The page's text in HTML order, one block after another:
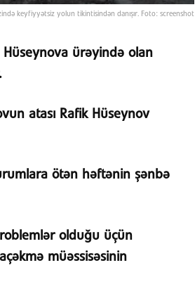
keyfiyyətsiz yolun tikintisindən danışır. Foto: screenshot
Hüseynova ürəyində olan
atası Rafik Hüseynov
ötən həftənin şənbə
olduğu üçün
müəssisəsinin